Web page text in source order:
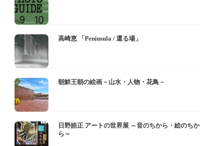
高崎恵 「Peninsula / 還る場」
朝鮮王朝の絵画－山水・人物・花鳥－
日野皓正 アートの世界展 ～音のちから・絵のちか
ら～